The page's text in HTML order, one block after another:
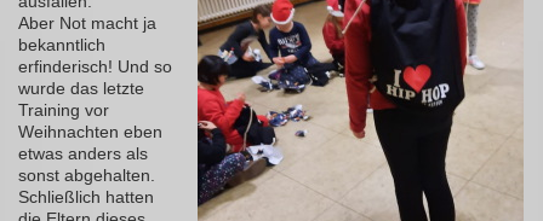
Aber Not macht ja
bekanntlich
erfinderisch! Und so
wurde das letzte
Training vor
Weihnachten eben
etwas anders als
sonst abgehalten.
Schließlich hatten